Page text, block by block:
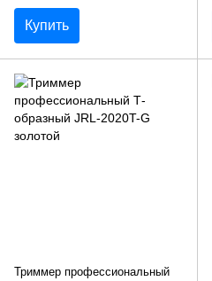
Купить
Триммер профессиональный